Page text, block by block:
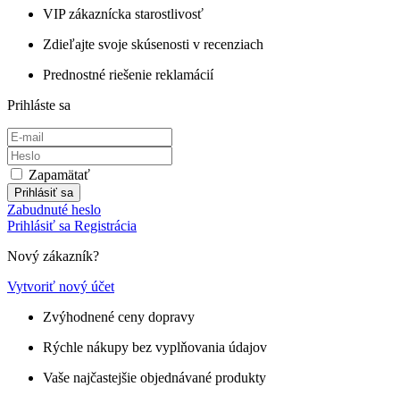
VIP zákaznícka starostlivosť
Zdieľajte svoje skúsenosti v recenziach
Prednostné riešenie reklamácií
Prihláste sa
Zapamätať
Prihlásiť sa
Zabudnuté heslo
Prihlásiť sa Registrácia
Nový zákazník?
Vytvoriť nový účet
Zvýhodnené ceny dopravy
Rýchle nákupy bez vyplňovania údajov
Vaše najčastejšie objednávané produkty